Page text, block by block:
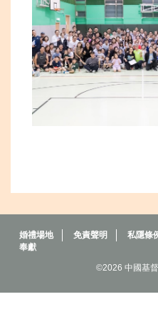
婚禮場地 免責聲明 私隱條
奉獻
©2026 中國基